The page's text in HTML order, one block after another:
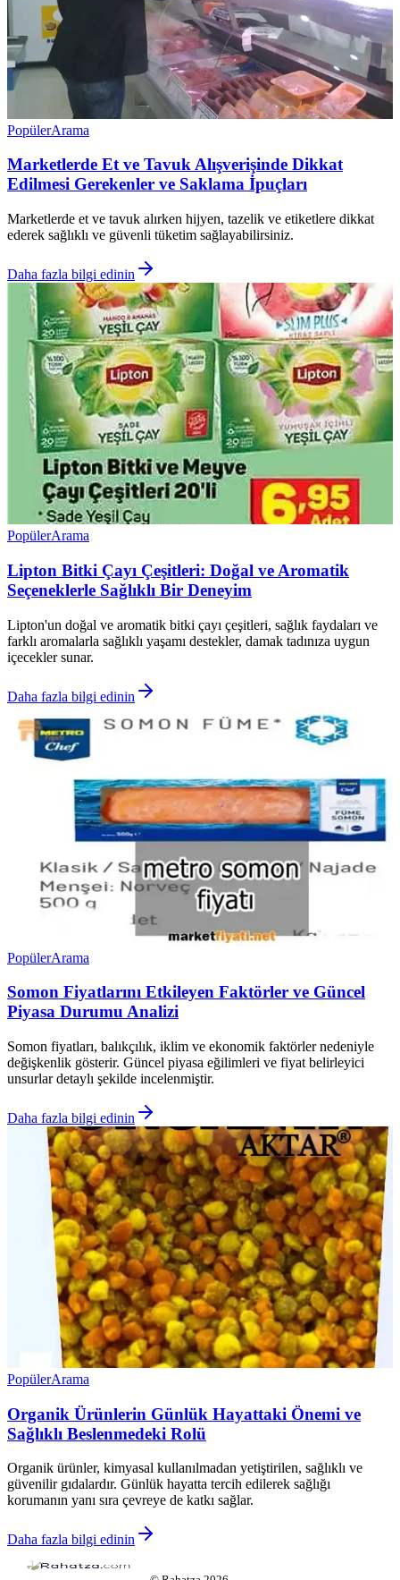
PopülerArama
Marketlerde Et ve Tavuk Alışverişinde Dikkat
Edilmesi Gerekenler ve Saklama İpuçları
Marketlerde et ve tavuk alırken hijyen, tazelik ve etiketlere dikkat
ederek sağlıklı ve güvenli tüketim sağlayabilirsiniz.
Daha fazla bilgi edinin
PopülerArama
Lipton Bitki Çayı Çeşitleri: Doğal ve Aromatik
Seçeneklerle Sağlıklı Bir Deneyim
Lipton'un doğal ve aromatik bitki çayı çeşitleri, sağlık faydaları ve
farklı aromalarla sağlıklı yaşamı destekler, damak tadınıza uygun
içecekler sunar.
Daha fazla bilgi edinin
PopülerArama
Somon Fiyatlarını Etkileyen Faktörler ve Güncel
Piyasa Durumu Analizi
Somon fiyatları, balıkçılık, iklim ve ekonomik faktörler nedeniyle
değişkenlik gösterir. Güncel piyasa eğilimleri ve fiyat belirleyici
unsurlar detaylı şekilde incelenmiştir.
Daha fazla bilgi edinin
PopülerArama
Organik Ürünlerin Günlük Hayattaki Önemi ve
Sağlıklı Beslenmedeki Rolü
Organik ürünler, kimyasal kullanılmadan yetiştirilen, sağlıklı ve
güvenilir gıdalardır. Günlük hayatta tercih edilerek sağlığı
korumanın yanı sıra çevreye de katkı sağlar.
Daha fazla bilgi edinin